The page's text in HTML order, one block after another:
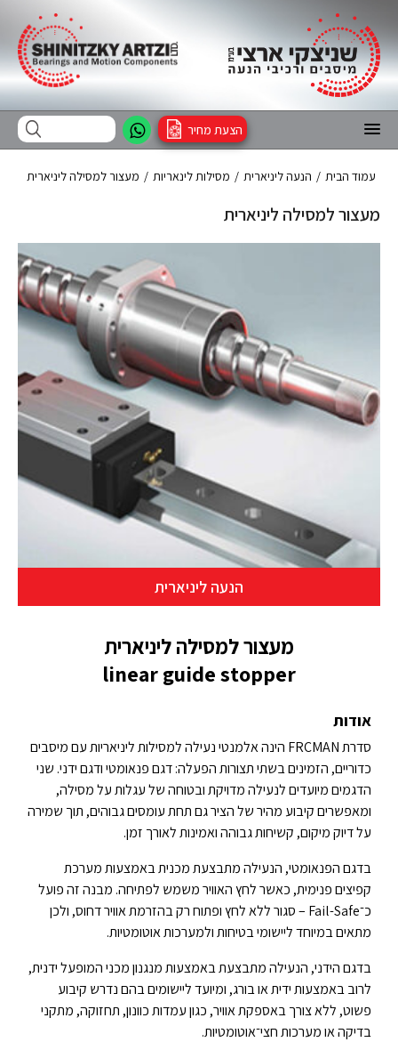
הצעת מחיר
עמוד הבית / הנעה ליניארית / מסילות לינאריות / מעצור למסילה ליניארית
מעצור למסילה ליניארית
הנעה ליניארית
מעצור למסילה ליניארית
linear guide stopper
אודות
סדרת FRCMAN הינה אלמנטי נעילה למסילות ליניאריות עם מיסבים
כדוריים, הזמינים בשתי תצורות הפעלה: דגם פנאומטי ודגם ידני. שני
הדגמים מיועדים לנעילה מדויקת ובטוחה של עגלות על מסילה,
ומאפשרים קיבוע מהיר של הציר גם תחת עומסים גבוהים, תוך שמירה
על דיוק מיקום, קשיחות גבוהה ואמינות לאורך זמן.
בדגם הפנאומטי, הנעילה מתבצעת מכנית באמצעות מערכת
קפיצים פנימית, כאשר לחץ האוויר משמש לפתיחה. מבנה זה פועל
כ־Fail-Safe – סגור ללא לחץ ופתוח רק בהזרמת אוויר דחוס, ולכן
מתאים במיוחד ליישומי בטיחות ולמערכות אוטומטיות.
בדגם הידני, הנעילה מתבצעת באמצעות מנגנון מכני המופעל ידנית,
לרוב באמצעות ידית או בורג, ומיועד ליישומים בהם נדרש קיבוע
פשוט, ללא צורך באספקת אוויר, כגון עמדות כוונון, תחזוקה, מתקני
בדיקה או מערכות חצי־אוטומטיות.